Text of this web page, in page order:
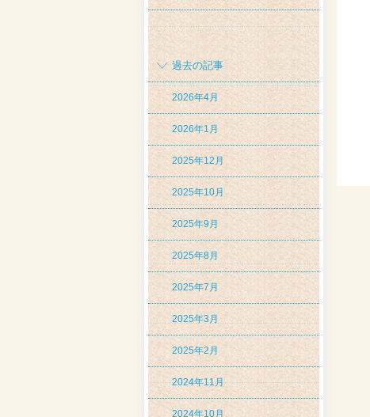
過去の記事
2026年4月
2026年1月
2025年12月
2025年10月
2025年9月
2025年8月
2025年7月
2025年3月
2025年2月
2024年11月
2024年10月